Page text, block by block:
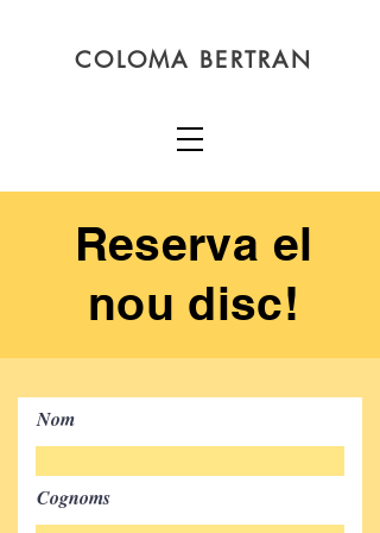
COLOMA BERTRAN
Reserva el
nou disc!
Nom
Cognoms